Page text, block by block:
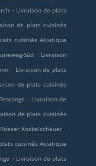
. Livraison de plats
de plats cuisinés
cuisinés Asiatique
Süd . Livraison
. Livraison de plats
de plats cuisinés
. Livraison de
de plats cuisinés
Kockelscheuer .
cuisinés Asiatique
. Livraison de plats